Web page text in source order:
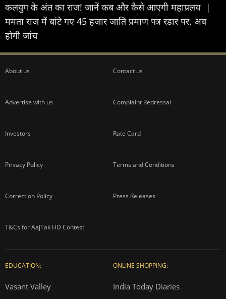
कलयुग के अंत का राज! जानें कब और कैसे आएगी महाप्रलय |
ममता राज में बांटे गए 45 हजार जाति प्रमाण पत्र रडार पर, अब
होगी जांच
About us Contact us
Advertise with us Complaint Redressal
Investors Rate Card
Privacy Policy Terms and Conditions
Correction Policy Press Releases
T&Cs for AajTak HD Contest
EDUCATION:
Vasant Valley
ONLINE SHOPPING:
India Today Diaries